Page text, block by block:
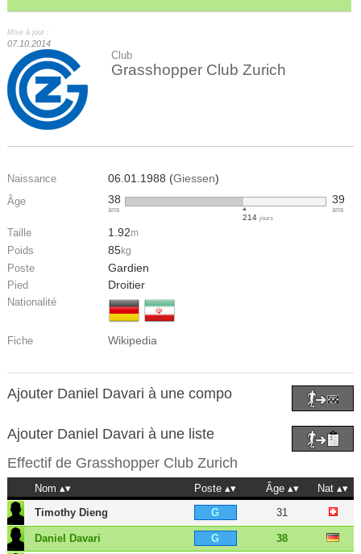
Mise à jour :
07.10.2014
Club
Grasshopper Club Zurich
Naissance 06.01.1988 (Giessen)
Âge 38
ans
214 jours
39
ans
Taille 1.92m
Poids 85kg
Poste Gardien
Pied Droitier
Nationalité
Fiche Wikipedia
Ajouter Daniel Davari à une compo
Ajouter Daniel Davari à une liste
Effectif de Grasshopper Club Zurich
Nom Poste Âge
Nat
Timothy Dieng
G 31
Daniel Davari G 38